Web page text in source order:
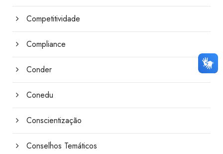
Competitividade
Compliance
Conder
Conedu
Conscientização
Conselhos Temáticos